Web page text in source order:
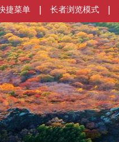
长者浏览模式
捷菜单